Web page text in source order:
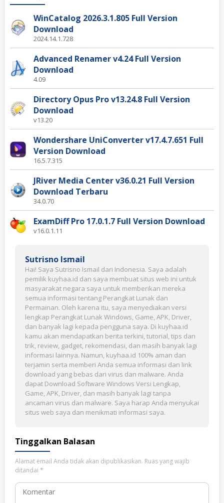
WinCatalog 2026.3.1.805 Full Version
Download
2024.14.1.728
Advanced Renamer v4.24 Full Version
Download
4.09
Directory Opus Pro v13.24.8 Full Version
Download
v13.20
Wondershare UniConverter v17.4.7.651 Full
Version Download
16.5.7.315
JRiver Media Center v36.0.21 Full Version
Download Terbaru
34.0.70
ExamDiff Pro 17.0.1.7 Full Version Download
v16.0.1.11
Sutrisno Ismail
Hai! Saya Sutrisno Ismail dari Indonesia. Saya adalah
pemilik kuyhaa.id dan saya membuat situs web ini untuk
masyarakat negara saya untuk memberikan mereka
semua informasi tentang Perangkat Lunak dan
Permainan. Oleh karena itu, saya menyediakan versi
lengkap Perangkat Lunak Windows, Game, APK, Driver,
dan banyak lagi kepada pengguna saya. Di kuyhaa.id
kamu akan mendapatkan berita terkini, tutorial, tips dan
trik, review, gadget, rekomendasi, dan masih banyak lagi
informasi lainnya. Namun, kuyhaa.id 100% aman dan
terjamin serta memberi Anda semua informasi dan link
download yang bebas dari virus dan malware. Anda
dapat Download Software Windows Versi Lengkap,
Game, APK, Driver, dan masih banyak lagi tanpa
ancaman virus dan malware. Saya harap Anda menyukai
situs web saya dan menikmati informasi saya.
Tinggalkan Balasan
Alamat email Anda tidak akan dipublikasikan. Ruas yang wajib
ditandai *